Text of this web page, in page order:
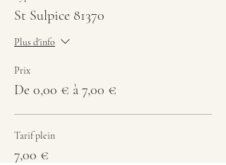
St Sulpice 81370
Plus d'info
Prix
De 0,00 € à 7,00 €
Tarif plein
7,00 €